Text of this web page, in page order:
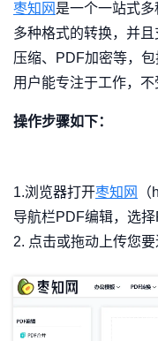
枣知网 是一个一站式
多种格式的转换，并
压缩、PDF加密等，
用户能专注于工作，不
操作步骤如下：
1.浏览器打开枣知网
导航栏PDF编辑，选择
2. 点击或拖动上传您